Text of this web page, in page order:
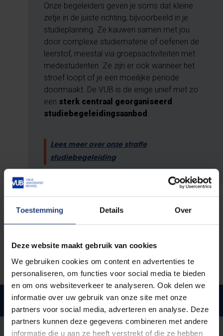
Toestemming Details Over
Deze website maakt gebruik van cookies
We gebruiken cookies om content en advertenties te
personaliseren, om functies voor social media te bieden
en om ons websiteverkeer te analyseren. Ook delen we
informatie over uw gebruik van onze site met onze
partners voor social media, adverteren en analyse. Deze
partners kunnen deze gegevens combineren met andere
informatie die u aan ze heeft verstrekt of die ze hebben
Onze begeleiders geven je soms dat kleine
zetje in de juiste richting, bijvoorbeeld in je
studieplanning. Ze kauwen samen met jou
door complexe studiematerie of oefenen de
leerstof, meestal via groepsactiviteiten met
medestudenten. Ze zijn er ook wanneer het
stroef loopt of je een moeilijke periode
doormaakt. De VUB is de enige unief met zo
een sterk centraal georganiseerd
studiebegeleidingsaanbod .
Lees meer over onze straffe
studiebegeleiding
Ons VUB DNA
Vrijheid en kritisch denken